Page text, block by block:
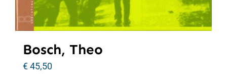
Bosch, Theo
€45,50